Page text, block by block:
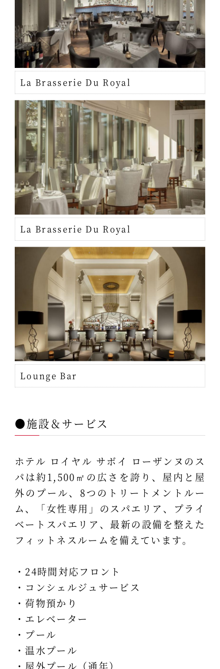
La Brasserie Du Royal
La Brasserie Du Royal
Lounge Bar
●施設＆サービス
ホテル ロイヤル サボイ ローザンヌのス
パは約1,500㎡の広さを誇り、屋内と屋
外のプール、8つのトリートメントルー
ム、「女性専用」のスパエリア、プライ
ベートスパエリア、最新の設備を整えた
フィットネスルームを備えています。
・24時間対応フロント
・コンシェルジュサービス
・荷物預かり
・エレベーター
・プール
・温水プール
・屋外プール（通年）